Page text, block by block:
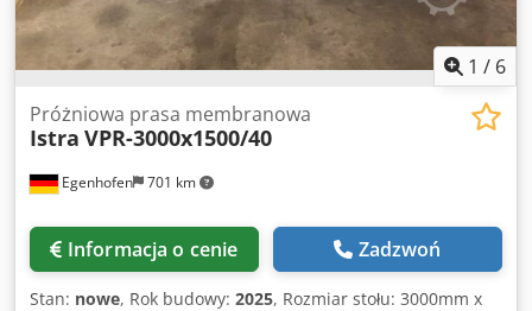
1 / 6
Egenhofen 701 km
Próżniowa prasa membranowa
Istra VPR-3000x1500/40
Informacja o cenie Zadzwoń
Stan: nowe, Rok budowy: 2025, Rozmiar stołu: 3000mm x